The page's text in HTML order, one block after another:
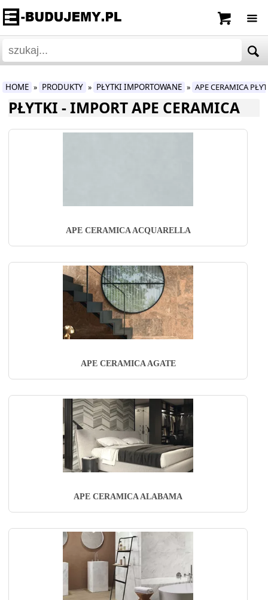
HOME » PRODUKTY » PŁYTKI IMPORTOWANE » APE CERAMICA
PŁYTKI - IMPORT APE CERAMICA
APE CERAMICA ACQUARELLA
APE CERAMICA AGATE
APE CERAMICA ALABAMA